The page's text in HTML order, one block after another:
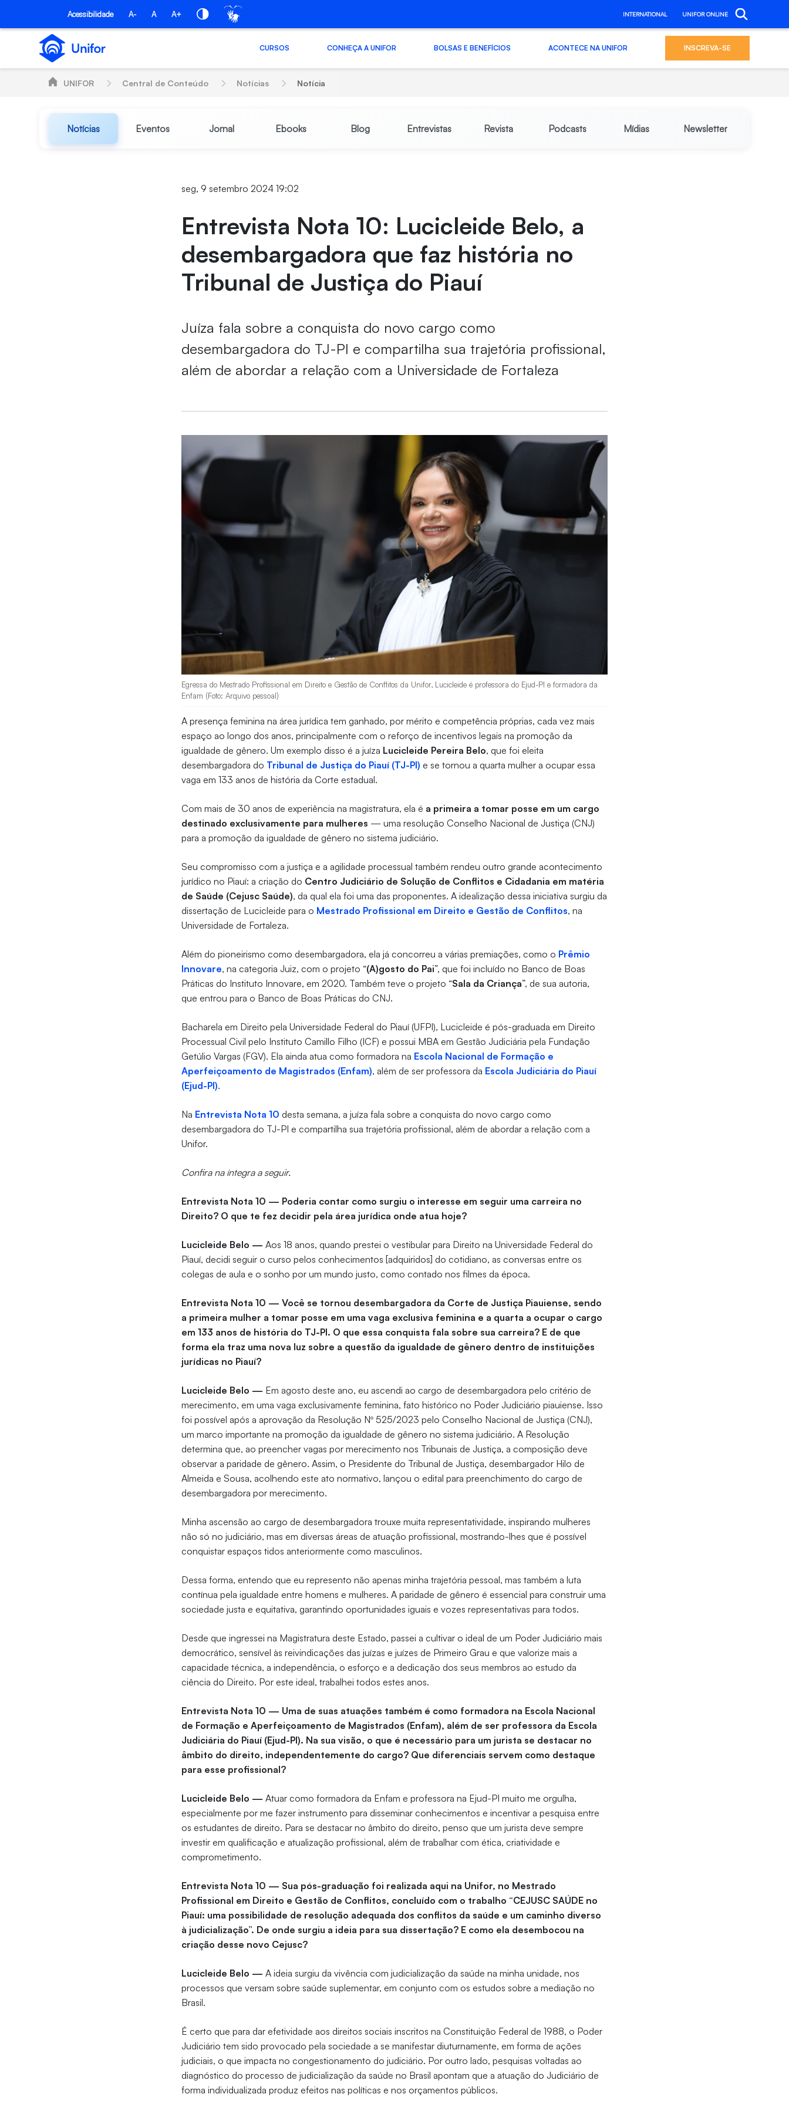
Pular para o Conteúdo principal
Acessibilidade A- A A+ INTERNATIONAL UNIFOR ONLINE
CURSOS CONHEÇA A UNIFOR BOLSAS E BENEFÍCIOS ACONTECE NA UNIFOR INSCREVA-SE
UNIFOR Central de Conteúdo Notícias Notícia
Notícias Eventos Jornal Ebooks Blog Entrevistas Revista Podcasts Mídias Newsletter
seg, 9 setembro 2024 19:02
Entrevista Nota 10: Lucicleide Belo, a
desembargadora que faz história no
Tribunal de Justiça do Piauí
Juíza fala sobre a conquista do novo cargo como
desembargadora do TJ-PI e compartilha sua trajetória profissional,
além de abordar a relação com a Universidade de Fortaleza
Egressa do Mestrado Profissional em Direito e Gestão de Conflitos da Unifor, Lucicleide é professora do Ejud-PI e formadora da
Enfam (Foto: Arquivo pessoal)
A presença feminina na área jurídica tem ganhado, por mérito e competência próprias, cada vez mais
espaço ao longo dos anos, principalmente com o reforço de incentivos legais na promoção da
igualdade de gênero. Um exemplo disso é a juíza Lucicleide Pereira Belo, que foi eleita
desembargadora do Tribunal de Justiça do Piauí (TJ-PI) e se tornou a quarta mulher a ocupar essa
vaga em 133 anos de história da Corte estadual.
Com mais de 30 anos de experiência na magistratura, ela é a primeira a tomar posse em um cargo
destinado exclusivamente para mulheres — uma resolução Conselho Nacional de Justiça (CNJ)
para a promoção da igualdade de gênero no sistema judiciário.
Seu compromisso com a justiça e a agilidade processual também rendeu outro grande acontecimento
jurídico no Piauí: a criação do Centro Judiciário de Solução de Conflitos e Cidadania em matéria
de Saúde (Cejusc Saúde), da qual ela foi uma das proponentes. A idealização dessa iniciativa surgiu da
dissertação de Lucicleide para o Mestrado Profissional em Direito e Gestão de Conflitos, na
Universidade de Fortaleza.
Além do pioneirismo como desembargadora, ela já concorreu a várias premiações, como o Prêmio
Innovare, na categoria Juiz, com o projeto “(A)gosto do Pai”, que foi incluído no Banco de Boas
Práticas do Instituto Innovare, em 2020. Também teve o projeto “Sala da Criança”, de sua autoria,
que entrou para o Banco de Boas Práticas do CNJ.
Bacharela em Direito pela Universidade Federal do Piauí (UFPI), Lucicleide é pós-graduada em Direito
Processual Civil pelo Instituto Camillo Filho (ICF) e possui MBA em Gestão Judiciária pela Fundação
Getúlio Vargas (FGV). Ela ainda atua como formadora na Escola Nacional de Formação e
Aperfeiçoamento de Magistrados (Enfam), além de ser professora da Escola Judiciária do Piauí
(Ejud-PI).
Na Entrevista Nota 10 desta semana, a juíza fala sobre a conquista do novo cargo como
desembargadora do TJ-PI e compartilha sua trajetória profissional, além de abordar a relação com a
Unifor.
Confira na íntegra a seguir.
Entrevista Nota 10 — Poderia contar como surgiu o interesse em seguir uma carreira no
Direito? O que te fez decidir pela área jurídica onde atua hoje?
Lucicleide Belo — Aos 18 anos, quando prestei o vestibular para Direito na Universidade Federal do
Piauí, decidi seguir o curso pelos conhecimentos [adquiridos] do cotidiano, as conversas entre os
colegas de aula e o sonho por um mundo justo, como contado nos filmes da época.
Entrevista Nota 10 — Você se tornou desembargadora da Corte de Justiça Piauiense, sendo
a primeira mulher a tomar posse em uma vaga exclusiva feminina e a quarta a ocupar o cargo
em 133 anos de história do TJ-PI. O que essa conquista fala sobre sua carreira? E de que
forma ela traz uma nova luz sobre a questão da igualdade de gênero dentro de instituições
jurídicas no Piauí?
Lucicleide Belo — Em agosto deste ano, eu ascendi ao cargo de desembargadora pelo critério de
merecimento, em uma vaga exclusivamente feminina, fato histórico no Poder Judiciário piauiense. Isso
foi possível após a aprovação da Resolução Nº 525/2023 pelo Conselho Nacional de Justiça (CNJ),
um marco importante na promoção da igualdade de gênero no sistema judiciário. A Resolução
determina que, ao preencher vagas por merecimento nos Tribunais de Justiça, a composição deve
observar a paridade de gênero. Assim, o Presidente do Tribunal de Justiça, desembargador Hilo de
Almeida e Sousa, acolhendo este ato normativo, lançou o edital para preenchimento do cargo de
desembargadora por merecimento.
Minha ascensão ao cargo de desembargadora trouxe muita representatividade, inspirando mulheres
não só no judiciário, mas em diversas áreas de atuação profissional, mostrando-lhes que é possível
conquistar espaços tidos anteriormente como masculinos.
Dessa forma, entendo que eu represento não apenas minha trajetória pessoal, mas também a luta
contínua pela igualdade entre homens e mulheres. A paridade de gênero é essencial para construir uma
sociedade justa e equitativa, garantindo oportunidades iguais e vozes representativas para todos.
Desde que ingressei na Magistratura deste Estado, passei a cultivar o ideal de um Poder Judiciário mais
democrático, sensível às reivindicações das juízas e juízes de Primeiro Grau e que valorize mais a
capacidade técnica, a independência, o esforço e a dedicação dos seus membros ao estudo da
ciência do Direito. Por este ideal, trabalhei todos estes anos.
Entrevista Nota 10 — Uma de suas atuações também é como formadora na Escola Nacional
de Formação e Aperfeiçoamento de Magistrados (Enfam), além de ser professora da Escola
Judiciária do Piauí (Ejud-PI). Na sua visão, o que é necessário para um jurista se destacar no
âmbito do direito, independentemente do cargo? Que diferenciais servem como destaque
para esse profissional?
Lucicleide Belo — Atuar como formadora da Enfam e professora na Ejud-PI muito me orgulha,
especialmente por me fazer instrumento para disseminar conhecimentos e incentivar a pesquisa entre
os estudantes de direito. Para se destacar no âmbito do direito, penso que um jurista deve sempre
investir em qualificação e atualização profissional, além de trabalhar com ética, criatividade e
comprometimento.
Entrevista Nota 10 — Sua pós-graduação foi realizada aqui na Unifor, no Mestrado
Profissional em Direito e Gestão de Conflitos, concluído com o trabalho “CEJUSC SAÚDE no
Piauí: uma possibilidade de resolução adequada dos conflitos da saúde e um caminho diverso
à judicialização”. De onde surgiu a ideia para sua dissertação? E como ela desembocou na
criação desse novo Cejusc?
Lucicleide Belo — A ideia surgiu da vivência com judicialização da saúde na minha unidade, nos
processos que versam sobre saúde suplementar, em conjunto com os estudos sobre a mediação no
Brasil.
É certo que para dar efetividade aos direitos sociais inscritos na Constituição Federal de 1988, o Poder
Judiciário tem sido provocado pela sociedade a se manifestar diuturnamente, em forma de ações
judiciais, o que impacta no congestionamento do judiciário. Por outro lado, pesquisas voltadas ao
diagnóstico do processo de judicialização da saúde no Brasil apontam que a atuação do Judiciário de
forma individualizada produz efeitos nas políticas e nos orçamentos públicos.